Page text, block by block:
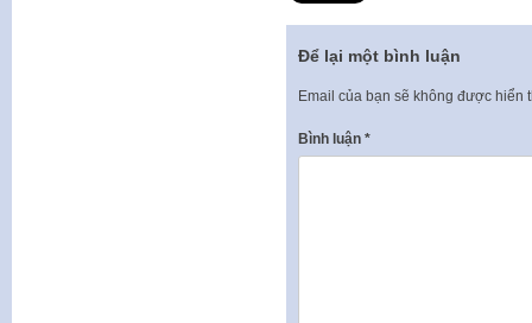
Để lại một bình luận
Email của bạn sẽ không được hiển
Bình luận *